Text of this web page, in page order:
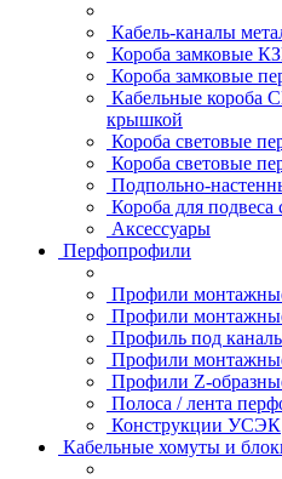
Кабель-каналы
Короба замковые
Короба замковые
Кабельные короба
крышкой
Короба световые
Короба световые
Подпольно-
Короба для
Аксессуары
Перфопрофили
Профили
Профили
Профиль под
Профили
Профили Z-
Полоса / лента
Конструкции УСЭК
Кабельные хомуты и